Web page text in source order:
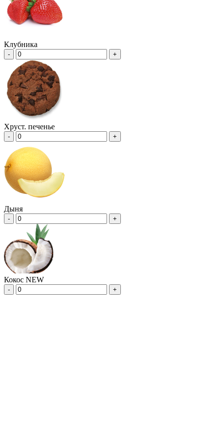
Клубника
- +
Хруст. печенье
- +
Дыня
- +
Кокос NEW
- +